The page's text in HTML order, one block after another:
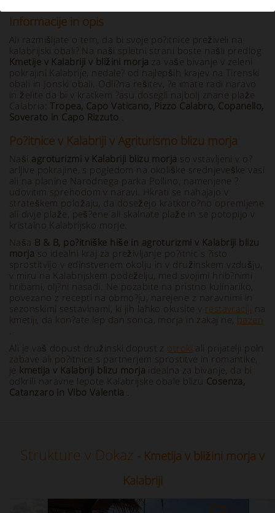
Informacije in opis
Ali razmišljate o tem, da bi svoje po?itnice preživeli na
kalabrijski obali? Na naši spletni strani boste našli predlog
Kmetije v Kalabriji v bližini morja za vaše bivanje v zeleni
pokrajini Kalabrije, nedale? od najlepših krajev na Tirenski
obali in Jonski obali. Odli?na rešitev, ?e imate radi naravo
in želite da bi v kratkem ?asu dosegli najbolj znane plaže
Calabria:Tropea, Capo Vaticano, Pizzo Calabro, Copanello,
Soverato in Capo Rizzuto .
Po?itnice v Kalabriji v Agriturismo blizu morja
Naši agroturizmi v Kalabriji blizu morja so vstavljeni v o?
arljive pokrajine, s pogledom na okoliške srednjeveške vasi
ali na planine Narodnega parka Pollino, namenjene ?
udovitim sprehodom v naravi. Hkrati se nahajajo v
strateškem položaju, da dosežejo kratkoro?no opremljene
ali divje plaže, peš?ene ali skalnate plaže in se potopijo v
kristalno Kalabrijsko morje.
Naša B & B, po?itniške hiše in agroturizmi v Kalabriji blizu
morja so idealni kraj za preživljanje po?itnic s ?isto
sprostitvijo v edinstvenem okolju in v družinskem vzdušju,
v miru na Kalabrijskem podeželju, med svojimi hrib?nimi
hribami, olj?ni nasadi. Ne pozabite na pristno kulinariko,
povezano z recepti na obmo?ju, narejene z naravnimi in
sezonskimi sestavinami, ki jih lahko okusite v restavraciji na
kmetiji, da kon?ate lep dan sonca, morja in zakaj ne, bazen
.
Ali je vaš dopust družinski dopust z otroki ali prijatelji poln
zabave ali po?itnice s partnerjem sprostitve in romantike,
je kmetija v Kalabriji blizu morja idealna za bivanje, da bi
odkrili naravne lepote Kalabrijske obale blizu Cosenza,
Catanzaro in Vibo Valentia .
Strukture v Dokaz - Kmetija v bližini morja v
Kalabriji